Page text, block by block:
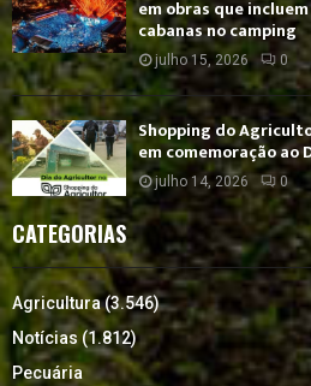
em obras que
cabanas no camping
julho 15, 2026 0
Shopping do
em comemoração ao
julho 14, 2026 0
CATEGORIAS
Agricultura(3.546)
Notícias (1.812)
Pecuária